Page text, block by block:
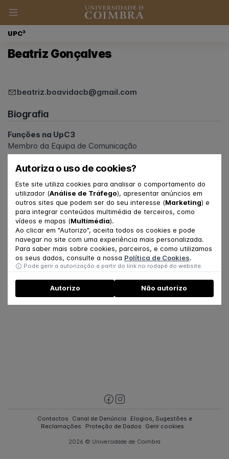
Autoriza o uso de cookies?
Este site utiliza cookies para analisar o comportamento do
utilizador (Análise de Tráfego), apresentar anúncios em
outros sites que podem ser do seu interesse (Marketing) e
para integrar conteúdos multimédia de terceiros, como
vídeos e mapas (Multimédia).
Ao clicar em "Autorizo", aceita todos os cookies e pode
navegar no site com uma experiência mais personalizada.
Para saber mais sobre cookies, parceiros, e como utilizamos
os seus dados, consulte a nossa Política de Cookies.
Pode gerir a autorização a partir do link no rodapé do website.
Autorizo Não autorizo
UPC³
Beatriz Gonçalves
beatriz.boavidacb@gmail.com
Biografia
Funções na UpC3
Membro da Equipa de Comunicação
Ligação à FPCE-UC e ao CINEICC
2026 © Universidade de Coimbra
Contactos Canal de Denúncia
Elogios, Sugestões e
Reclamações
Proteção de Dados Gerir cookies